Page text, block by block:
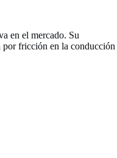
en el mercado. Su
por fricción en la conducción